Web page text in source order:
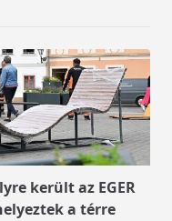
került az EGER
a térre